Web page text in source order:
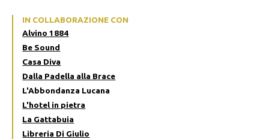
IN COLLABORAZIONE CON
Alvino 1884
Be Sound
Casa Diva
Dalla Padella alla Brace
L'Abbondanza Lucana
L'hotel in pietra
La Gattabuia
Libreria Di Giulio